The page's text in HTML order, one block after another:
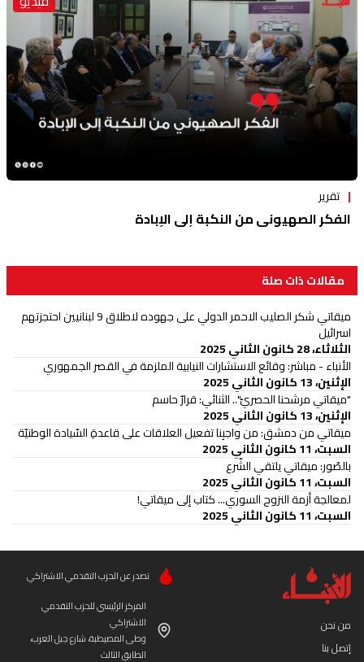
تقرير
الفكر الصهيوني من النكبة إلى الإبادة
مقالات ذات صلة
ميقاتي شكر الصليب الاحمر الدولي على جهوده لاطلاق 9 لبنانيين احتجزتهم
اسرائيل
الثلاثاء، 28 كانون الثاني 2025
الأنباء - مباشر: وقائع الاستشارات النيابية الملزمة في القصر الجمهوري
الإثنين، 13 كانون الثاني 2025
"ميقاتي مرشحنا الحصريّ".. الثنائي: قرارٌ حاسم
الإثنين، 13 كانون الثاني 2025
ميقاتي من دمشق: من واجبِنا تفعيل العلاقات على قاعدةِ السّيادة الوطنيّة
السبت، 11 كانون الثاني 2025
بالصّور: ميقاتي يلتقي الشّرع
السبت، 11 كانون الثاني 2025
لمعالجة أزمة النزوح السوري... كتاب إلى ميقاتي!
السبت، 11 كانون الثاني 2025
من نحن
إتصل بنا
تصدر عن الحزب التقدمي الاشتراكي
المركز الرئيسي للحزب التقدمي
الاشتراكي
وطى المصيطبة، شارع جبل العرب،
الطابق الثالث